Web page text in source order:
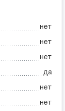
нет
нет
нет
да
нет
нет